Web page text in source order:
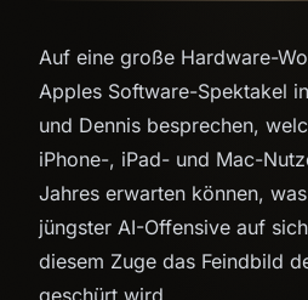
Auf eine große Hardware-
Apples Software-Spektakel
und Dennis besprechen,
iPhone-, iPad- und Mac-
Jahres erwarten können,
jüngster AI-Offensive auf
diesem Zuge das Feindbild
geschürt wird.